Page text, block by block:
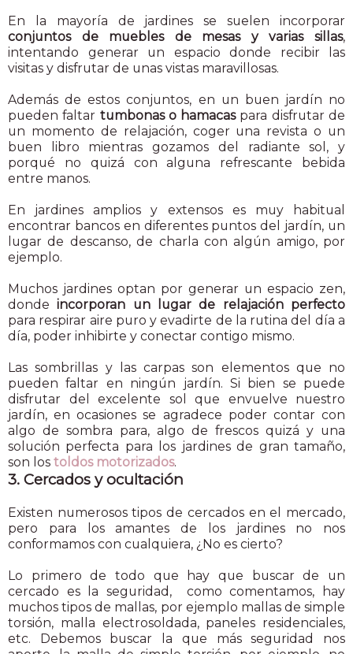
En la mayoría de jardines se suelen incorporar
conjuntos de muebles de mesas y varias sillas,
intentando generar un espacio donde recibir las
visitas y disfrutar de unas vistas maravillosas.
Además de estos conjuntos, en un buen jardín no
pueden faltar tumbonas o hamacaspara disfrutar de
un momento de relajación, coger una revista o un
buen libro mientras gozamos del radiante sol, y
porqué no quizá con alguna refrescante bebida
entre manos.
En jardines amplios y extensos es muy habitual
encontrar bancos en diferentes puntos del jardín, un
lugar de descanso, de charla con algún amigo, por
ejemplo.
Muchos jardines optan por generar un espacio zen,
dondeincorporan un lugar de relajación perfecto
para respirar aire puro y evadirte de la rutina del día a
día, poder inhibirte y conectar contigo mismo.
Las sombrillas y las carpas son elementos que no
pueden faltar en ningún jardín. Si bien se puede
disfrutar del excelente sol que envuelve nuestro
jardín, en ocasiones se agradece poder contar con
algo de sombra para, algo de frescos quizá y una
solución perfecta para los jardines de gran tamaño,
son los toldos motorizados.
3. Cercados y ocultación
Existen numerosos tipos de cercados en el mercado,
pero para los amantes de los jardines no nos
conformamos con cualquiera, ¿No es cierto?
Lo primero de todo que hay que buscar de un
cercado es la seguridad, como comentamos, hay
muchos tipos de mallas, por ejemplo mallas de simple
torsión, malla electrosoldada, paneles residenciales,
etc. Debemos buscar la que más seguridad nos